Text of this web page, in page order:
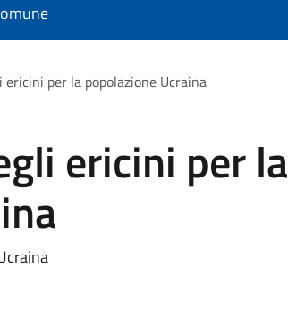
ericini per la popolazione Ucraina
ericini per la